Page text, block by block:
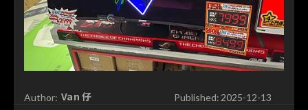
Author: Van 仔 Published: 2025-12-13